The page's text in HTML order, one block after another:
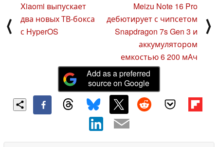
May 2025
⟨
Xiaomi выпускает
два новых ТВ-бокса
с HyperOS
Meizu Note 16 Pro
дебютирует с чипсетом
Snapdragon 7s Gen 3 и
аккумулятором
емкостью 6 200 мАч
⟩
Add as a preferred
source on Google